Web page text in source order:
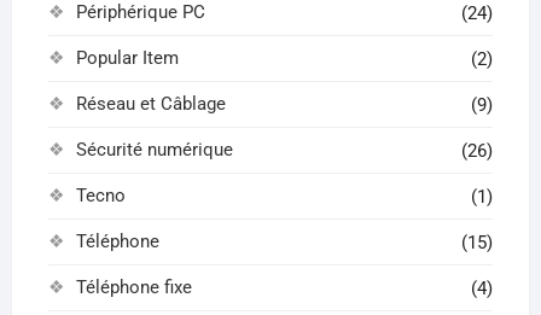
Périphérique PC (24)
Popular Item (2)
Réseau et Câblage (9)
Sécurité numérique (26)
Tecno (1)
Téléphone (15)
Téléphone fixe (4)